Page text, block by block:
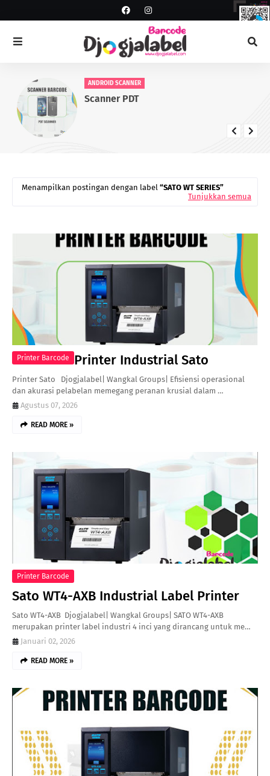
ANDROID SCANNER
Scanner PDT
Menampilkan postingan dengan label SATO WT SERIES
Tunjukkan semua
Printer Barcode Printer Industrial Sato
Printer Sato Djogjalabel| Wangkal Groups| Efisiensi operasional
dan akurasi pelabelan memegang peranan krusial dalam …
Agustus 07, 2026
READ MORE »
Printer Barcode
Sato WT4-AXB Industrial Label Printer
Sato WT4-AXB Djogjalabel| Wangkal Groups| SATO WT4-AXB
merupakan printer label industri 4 inci yang dirancang untuk me…
Januari 02, 2026
READ MORE »